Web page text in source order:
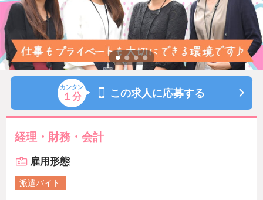
カンタン
１分 この求人に応募する
経理・財務・会計
雇用形態
派遣バイト